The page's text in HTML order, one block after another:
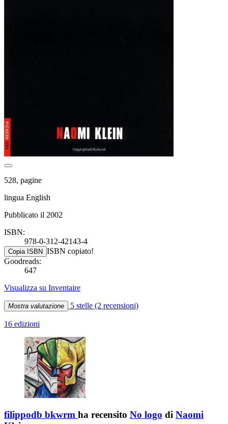
528, pagine
lingua English
Pubblicato il 2002
ISBN:
978-0-312-42143-4
Copia ISBN ISBN copiato!
Goodreads:
647
Visualizza su Inventaire
Mostra valutazione 5 stelle (2 recensioni)
16 edizioni
filippodb bkwrm ha recensito No logo di Naomi